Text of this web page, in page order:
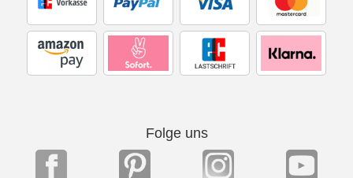
Folge uns